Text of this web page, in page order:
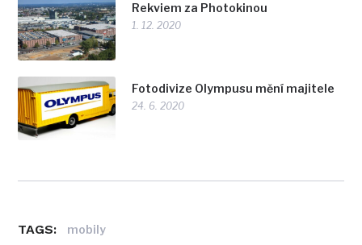
Rekviem za Photokinou
1. 12. 2020
Fotodivize Olympusu mění majitele
24. 6. 2020
TAGS: mobily